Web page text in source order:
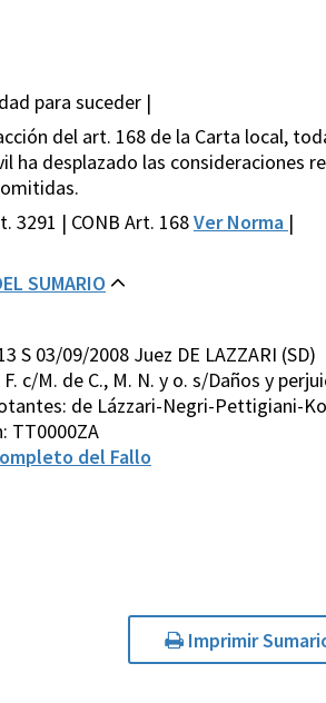
para suceder |
del art. 168 de la Carta local,
ha desplazado las consideraciones
3291 | CONB Art. 168Ver Norma |
SUMARIO
S 03/09/2008 Juez DE LAZZARI (SD)
c/M. de C., M. N. y o. s/Daños y
de Lázzari-Negri-Pettigiani-
TT0000ZA
del Fallo
Imprimir